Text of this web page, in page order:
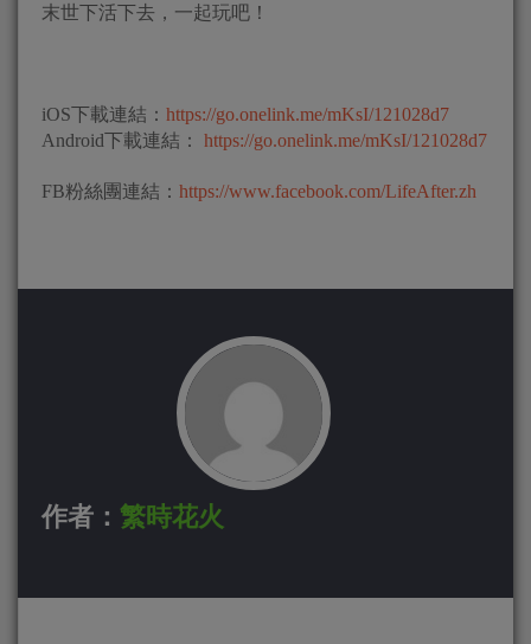
末世下活下去，一起玩吧！
iOS下載連結： https://go.onelink.me/mKsI/121028d7
Android下載連結： https://go.onelink.me/mKsI/121028d7
FB粉絲團連結： https://www.facebook.com/LifeAfter.zh
作者： 繁時花火